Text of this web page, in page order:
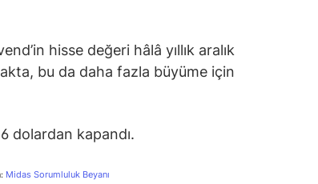
hisse değeri hâlâ yıllık aralık
bu da daha fazla büyüme için
dolardan kapandı.
Midas Sorumluluk Beyanı